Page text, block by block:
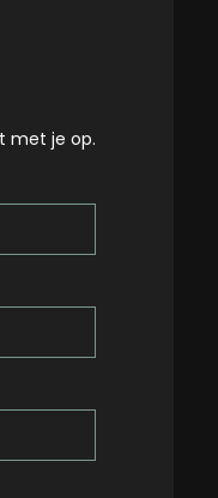
met je op.